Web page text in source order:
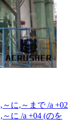
～に,～まで /a +02
に /a +04 (のを